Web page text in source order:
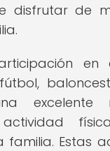
disfrutar de
en
excelente
familia. Estas